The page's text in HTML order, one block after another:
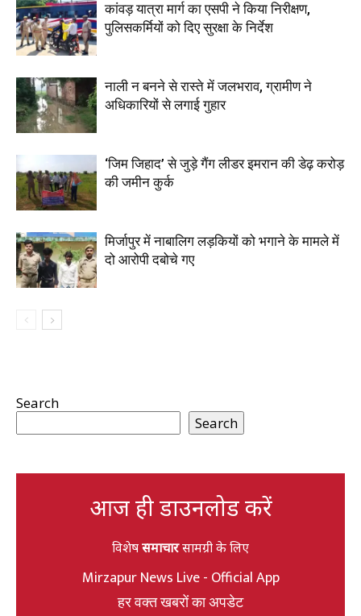
कांवड़ यात्रा मार्ग का एसपी ने किया निरीक्षण,
पुलिसकर्मियों को दिए सुरक्षा के निर्देश
नाली न बनने से रास्ते में जलभराव, ग्रामीण ने
अधिकारियों से लगाई गुहार
‘जिम जिहाद’ से जुड़े गैंग लीडर इमरान की डेढ़ करोड़
की जमीन कुर्क
मिर्जापुर में नाबालिग लड़कियों को भगाने के मामले में
दो आरोपी दबोचे गए
Search
Search
आज ही डाउनलोड करें
विशेषसमाचारसामग्री के लिए
Mirzapur News Live - Official App
हर वक्त खबरों का अपडेट